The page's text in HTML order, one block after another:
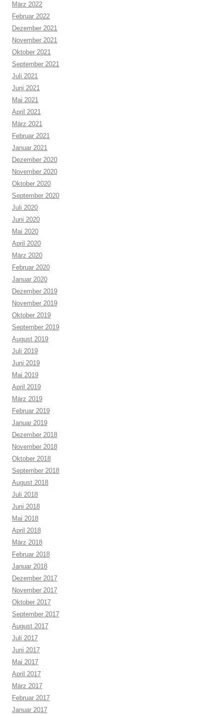
März 2022
Februar 2022
Dezember 2021
November 2021
Oktober 2021
September 2021
Juli 2021
Juni 2021
Mai 2021
April 2021
März 2021
Februar 2021
Januar 2021
Dezember 2020
November 2020
Oktober 2020
September 2020
Juli 2020
Juni 2020
Mai 2020
April 2020
März 2020
Februar 2020
Januar 2020
Dezember 2019
November 2019
Oktober 2019
September 2019
August 2019
Juli 2019
Juni 2019
Mai 2019
April 2019
März 2019
Februar 2019
Januar 2019
Dezember 2018
November 2018
Oktober 2018
September 2018
August 2018
Juli 2018
Juni 2018
Mai 2018
April 2018
März 2018
Februar 2018
Januar 2018
Dezember 2017
November 2017
Oktober 2017
September 2017
August 2017
Juli 2017
Juni 2017
Mai 2017
April 2017
März 2017
Februar 2017
Januar 2017